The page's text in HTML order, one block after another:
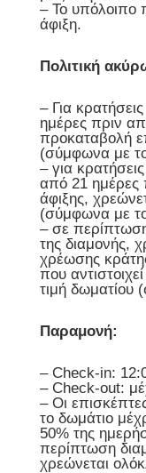
– Το υπόλοιπο
άφιξη.
Πολιτική
– Για
ημέρες πριν
προκαταβολή
(σύμφωνα με
– για
από 21 ημέρες
άφιξης,
(σύμφωνα με
– σε
της διαμονής,
χρέωσης
που
τιμή
Παραμονή:
– Check-in:
– Check-out:
– Οι
το δωμάτιο
50% της
περίπτωση
χρεώνεται